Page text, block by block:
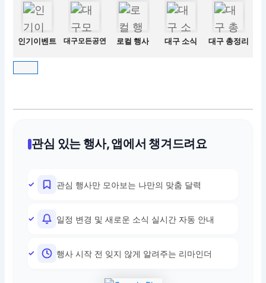
인기이벤트 대구모든공연 로컬 행사 대구 소식 대구 총정리
관심 있는 행사, 앱에서 챙겨드려요
관심 행사만 모아보는 나만의 맞춤 달력
일정 변경 및 새로운 소식 실시간 자동 안내
행사 시작 전 잊지 않게 알려주는 리마인더